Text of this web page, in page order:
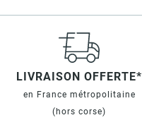
LIVRAISON OFFERTE*
en France métropolitaine
(hors corse)